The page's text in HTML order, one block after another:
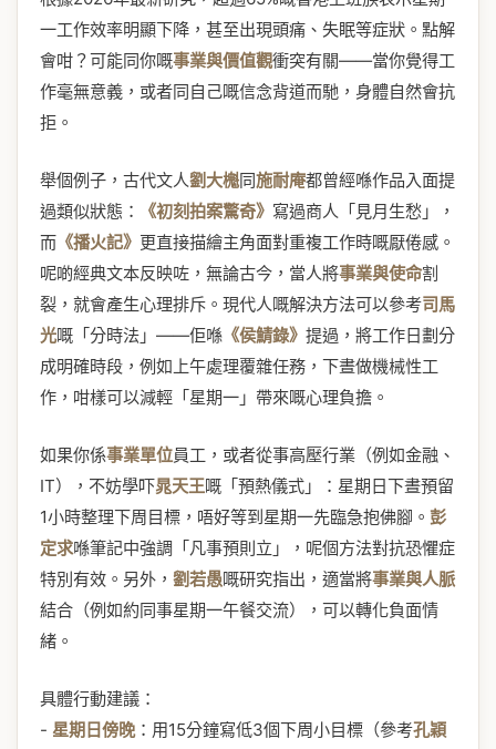
一工作效率明顯下降，甚至出現頭痛、失眠等症狀。點解
會咁？可能同你嘅事業與價值觀衝突有關——當你覺得工
作毫無意義，或者同自己嘅信念背道而馳，身體自然會抗
拒。
舉個例子，古代文人劉大櫆同施耐庵都曾經喺作品入面提
過類似狀態：
《初刻拍案驚奇》 寫過商人「見月生愁」，
而 《播火記》 更直接描繪主角面對重複工作時嘅厭倦感。
呢啲經典文本反映咗，無論古今，當人將事業與使命割
裂，就會產生心理排斥。現代人嘅解決方法可以參考司馬
光嘅「分時法」——佢喺 《侯鯖錄》 提過，將工作日劃分
成明確時段，例如上午處理覆雜任務，下晝做機械性工
作，咁樣可以減輕「星期一」帶來嘅心理負擔。
如果你係事業單位員工，或者從事高壓行業（例如金融、
IT），不妨學吓晁天王嘅「預熱儀式」：星期日下晝預留
1小時整理下周目標，唔好等到星期一先臨急抱佛腳。 彭
定求喺筆記中強調「凡事預則立」，呢個方法對抗恐懼症
特別有效。另外， 劉若愚嘅研究指出，適當將事業與人脈
結合（例如約同事星期一午餐交流），可以轉化負面情
緒。
具體行動建議：
- 星期日傍晚：用15分鐘寫低3個下周小目標（參考孔穎